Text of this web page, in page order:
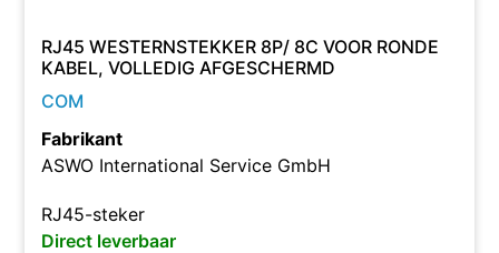
RJ45 WESTERNSTEKKER 8P/ 8C VOOR RONDE
KABEL, VOLLEDIG AFGESCHERMD
COM
Fabrikant
ASWO International Service GmbH
RJ45-steker
Direct leverbaar